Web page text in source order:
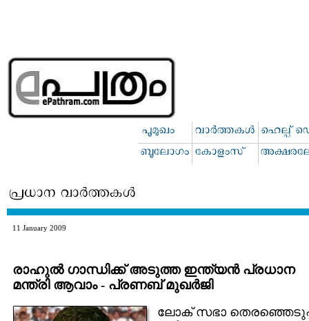
11 January 2009
രാഹുല്‍ ഗാന്ധിക്ക് അടുത്ത ഇന്ത്യന്‍ പ്രധാന
മന്ത്രി ആവാം - പ്രണബ് മുഖര്‍ജി
ലോക് സഭാ